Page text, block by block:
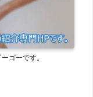
ゴーです。